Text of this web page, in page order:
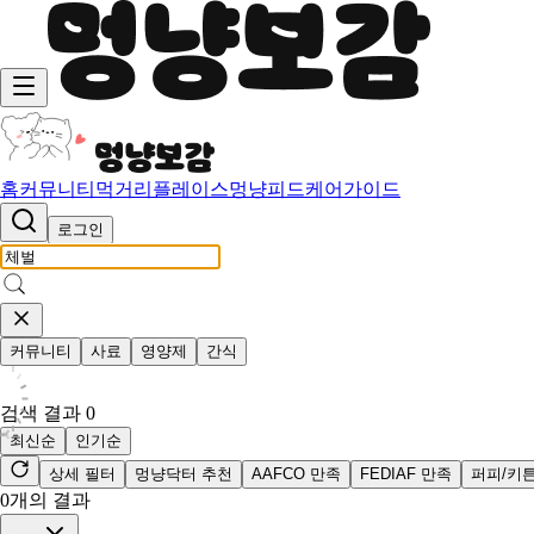
홈커뮤니티 먹거리 플레이스멍냥피드케어가이드
로그인
커뮤니티 사료 영양제 간식
검색 결과 0
최신순
인기순
상세 필터
멍냥닥터 추천 AAFCO 만족 FEDIAF 만족 퍼피/키
0개의 결과